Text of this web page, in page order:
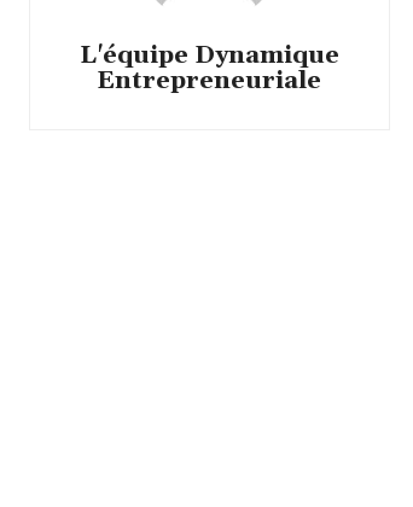
L'équipe Dynamique
Entrepreneuriale